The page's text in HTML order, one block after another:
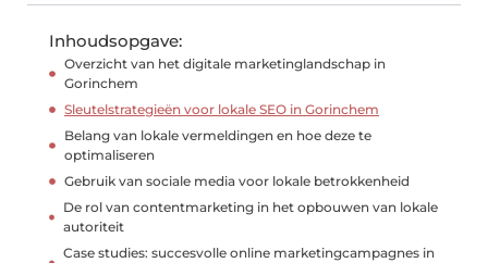
Inhoudsopgave:
Overzicht van het digitale marketinglandschap in
Gorinchem
Sleutelstrategieën voor lokale SEO in Gorinchem
Belang van lokale vermeldingen en hoe deze te
optimaliseren
Gebruik van sociale media voor lokale betrokkenheid
De rol van contentmarketing in het opbouwen van lokale
autoriteit
Case studies: succesvolle online marketingcampagnes in